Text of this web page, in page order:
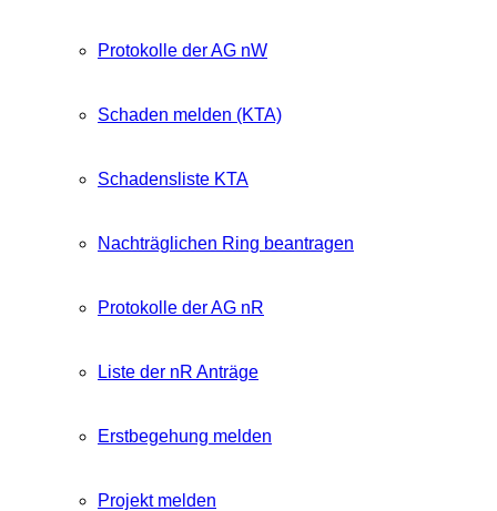
Protokolle der AG nW
Schaden melden (KTA)
Schadensliste KTA
Nachträglichen Ring beantragen
Protokolle der AG nR
Liste der nR Anträge
Erstbegehung melden
Projekt melden